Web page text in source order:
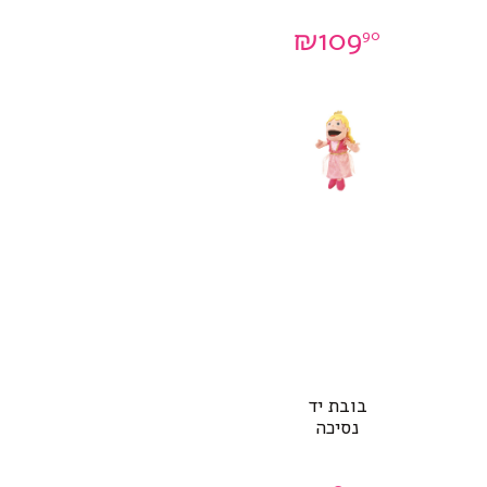
₪10990
בובת יד
נסיכה